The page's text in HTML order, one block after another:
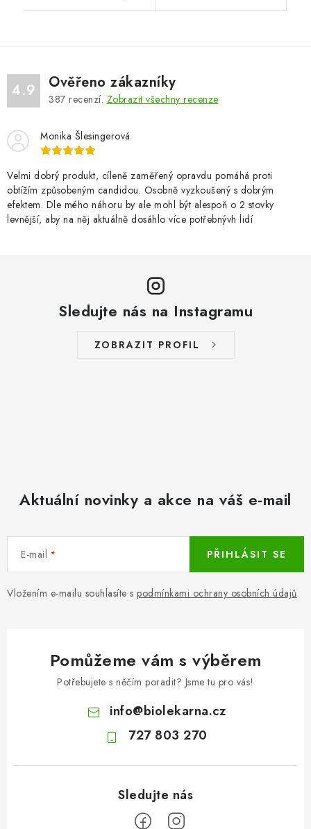
4.9 Ověřeno zákazníky
387 recenzí. Zobrazit všechny recenze
Monika Šlesingerová
Velmi dobrý produkt, cíleně zaměřený opravdu pomáhá proti
obtížím způsobeným candidou. Osobně vyzkoušený s dobrým
efektem. Dle mého náhoru by ale mohl být alespoň o 2 stovky
levnější, aby na něj aktuálně dosáhlo více potřebnývh lidí
Sledujte nás na Instagramu
ZOBRAZIT PROFIL
Aktuální novinky a akce na váš e-mail
E-mail
Vložením e-mailu souhlasíte s podmínkami ochrany osobních údajů
PŘIHLÁSIT SE
Pomůžeme vám s výběrem
Potřebujete s něčím poradit? Jsme tu pro vás!
info@biolekarna.cz
727 803 270